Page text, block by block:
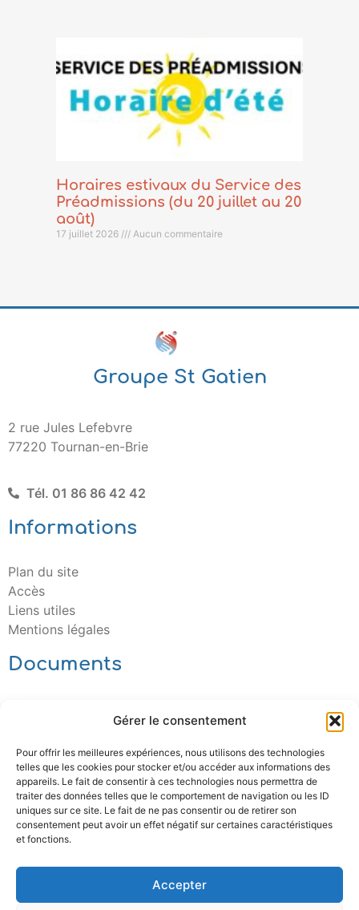
Gérer le consentement
Pour offrir les meilleures expériences, nous utilisons des technologies
telles que les cookies pour stocker et/ou accéder aux informations des
appareils. Le fait de consentir à ces technologies nous permettra de
traiter des données telles que le comportement de navigation ou les ID
uniques sur ce site. Le fait de ne pas consentir ou de retirer son
consentement peut avoir un effet négatif sur certaines caractéristiques
et fonctions.
Accepter
Horaires estivaux du Service des
Préadmissions (du 20 juillet au 20
août)
17 juillet 2026 Aucun commentaire
Groupe St Gatien
2 rue Jules Lefebvre
77220 Tournan-en-Brie
Tél. 01 86 86 42 42
Informations
Plan du site
Accès
Liens utiles
Mentions légales
Documents